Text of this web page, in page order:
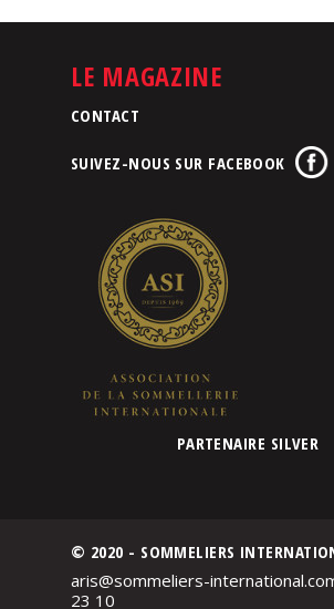
LE MAGAZINE
CONTACT
SUIVEZ-NOUS SUR FACEBOOK
PARTENAIRE SILVER
© 2020 - SOMMELIERS
aris@sommeliers-
23 10